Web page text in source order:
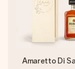
Amaretto Di